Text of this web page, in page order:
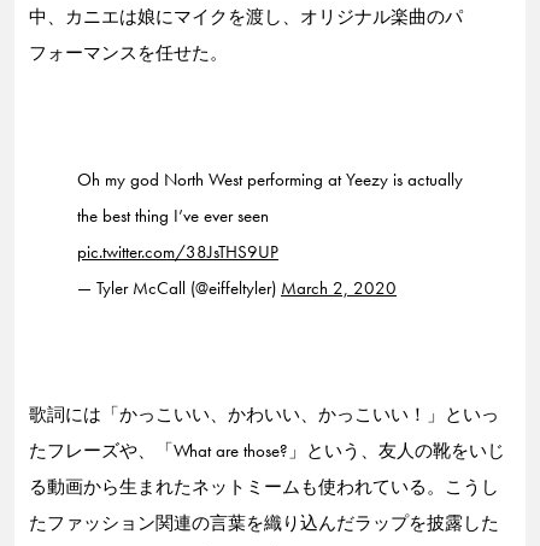
中、カニエは娘にマイクを渡し、オリジナル楽曲のパ
フォーマンスを任せた。
Oh my god North West performing at Yeezy is actually
the best thing I’ve ever seen
pic.twitter.com/38JsTHS9UP
— Tyler McCall (@eiffeltyler) March 2, 2020
歌詞には「かっこいい、かわいい、かっこいい！」といっ
たフレーズや、「What are those?」という、友人の靴をいじ
る動画から生まれたネットミームも使われている。こうし
たファッション関連の言葉を織り込んだラップを披露した